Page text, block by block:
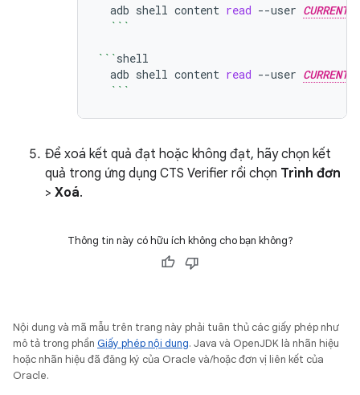
adb shell content read --user
```
```
adb shell content read --user
```
Để xoá kết quả đạt hoặc không đạt, hãy chọn kết
quả trong ứng dụng CTS Verifier rồi chọn Trình đơn
> Xoá.
Thông tin này có hữu ích không cho bạn không?
Nội dung và mã mẫu trên trang này phải tuân thủ các giấy phép như
mô tả trong phần Giấy phép nội dung. Java và OpenJDK là nhãn hiệu
hoặc nhãn hiệu đã đăng ký của Oracle và/hoặc đơn vị liên kết của
Oracle.